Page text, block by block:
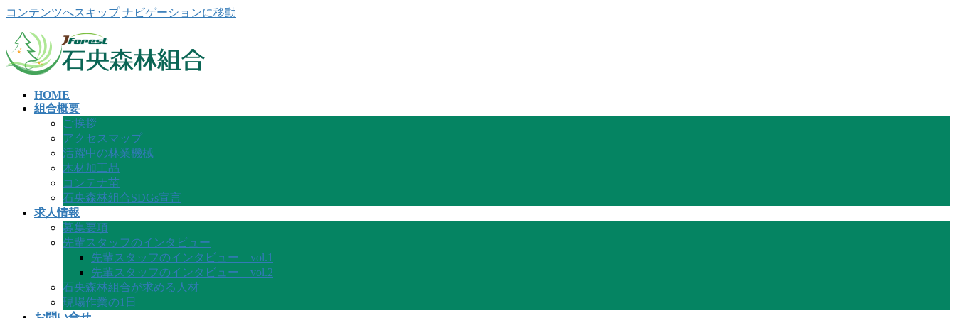
コンテンツへスキップ ナビゲーションに移動
HOME
組合概要
ご挨拶
アクセスマップ
活躍中の林業機械
木材加工品
コンテナ苗
石央森林組合SDGs宣言
求人情報
募集要項
先輩スタッフのインタビュー
先輩スタッフのインタビュー vol.1
先輩スタッフのインタビュー vol.2
石央森林組合が求める人材
現場作業の1日